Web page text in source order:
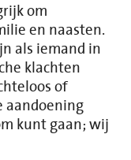
om
en naasten.
als iemand in
klachten
of
aandoening
kunt gaan; wij